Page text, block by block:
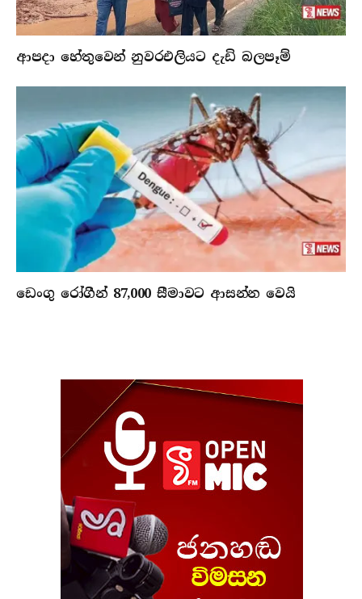
ආපදා හේතුවෙන් නුවරඑලියට දැඩි බලපෑම්
ඩෙංගු රෝගීන් 87,000 සීමාවට ආසන්න වෙයි